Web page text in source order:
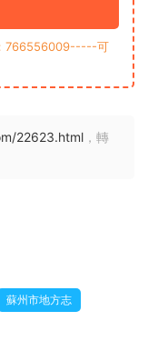
766556009-----可
22623.html ，轉
蘇州市地方志